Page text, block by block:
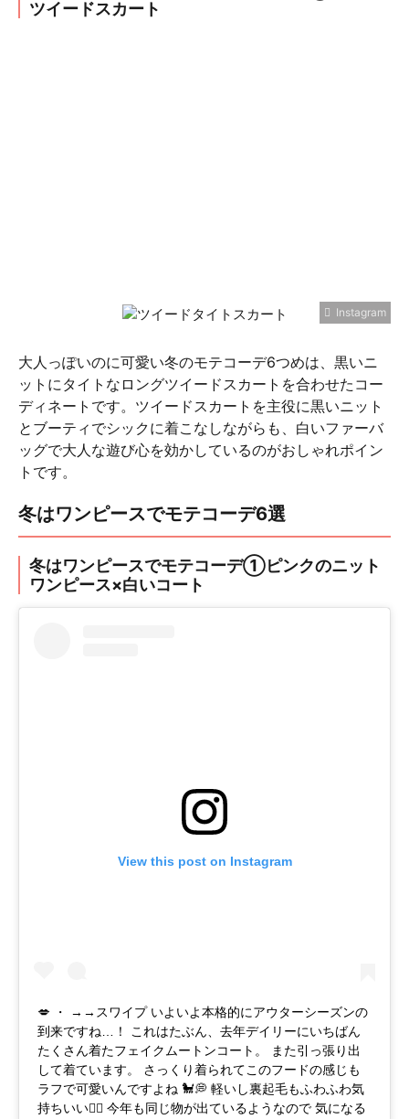
ツイードスカート
Instagram
大人っぽいのに可愛い冬のモテコーデ6つめは、黒いニ
ットにタイトなロングツイードスカートを合わせたコー
ディネートです。ツイードスカートを主役に黒いニット
とブーティでシックに着こなしながらも、白いファーバ
ッグで大人な遊び心を効かしているのがおしゃれポイン
トです。
冬はワンピースでモテコーデ6選
冬はワンピースでモテコーデ①ピンクのニット
ワンピース×白いコート
View this post on Instagram
💋 ・ →→スワイプ いよいよ本格的にアウターシーズンの
到来ですね…！ これはたぶん、去年デイリーにいちばん
たくさん着たフェイクムートンコート。 また引っ張り出
して着ています。 さっくり着られてこのフードの感じも
ラフで可愛いんですよね 🐩💭 軽いし裏起毛もふわふわ気
持ちいい👌🏻 今年も同じ物が出ているようなので 気になる